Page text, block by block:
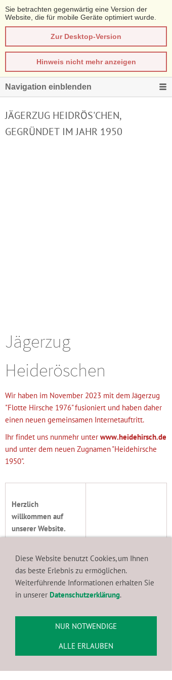
Sie betrachten gegenwärtig eine Version der
Website, die für mobile Geräte optimiert wurde.
Zur Desktop-Version
Hinweis nicht mehr anzeigen
Navigation einblenden
JÄGERZUG HEIDRÖS'CHEN,
GEGRÜNDET IM JAHR 1950
Jägerzug
Heideröschen
Wir haben im November 2023 mit dem Jägerzug
"Flotte Hirsche 1976" fusioniert und haben daher
einen neuen gemeinsamen Internetauftritt.
Ihr findet uns nunmehr unter www.heidehirsch.de
und unter dem neuen Zugnamen "Heidehirsche
1950".
Herzlich
willkommen auf
unserer Website.
unter dem
Bürger-Schützen-
ebenfalls im Jahre
Diese Website benutzt Cookies, um Ihnen
das beste Erlebnis zu ermöglichen.
Weiterführende Informationen erhalten Sie
in unserer Datenschutzerklärung.
NUR NOTWENDIGE
ALLE ERLAUBEN